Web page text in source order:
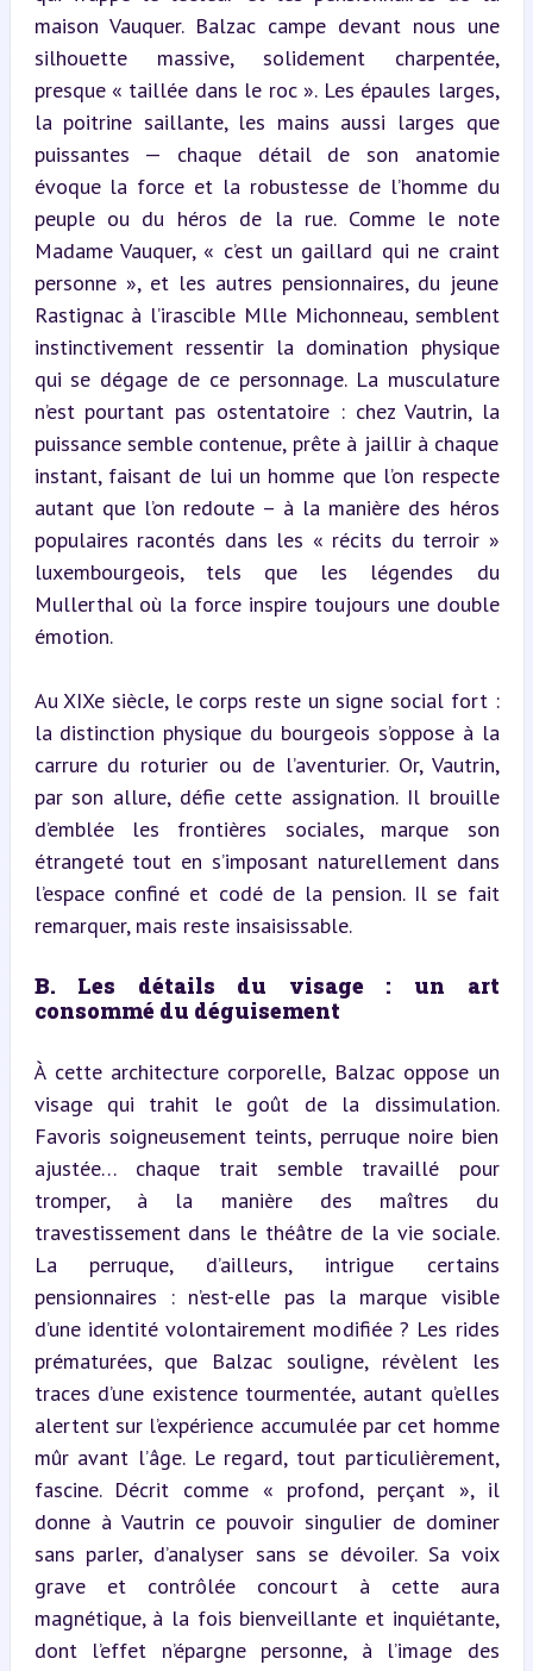
maison Vauquer. Balzac campe devant nous une
silhouette massive, solidement charpentée,
presque « taillée dans le roc ». Les épaules larges,
la poitrine saillante, les mains aussi larges que
puissantes — chaque détail de son anatomie
évoque la force et la robustesse de l’homme du
peuple ou du héros de la rue. Comme le note
Madame Vauquer, « c’est un gaillard qui ne craint
personne », et les autres pensionnaires, du jeune
Rastignac à l’irascible Mlle Michonneau, semblent
instinctivement ressentir la domination physique
qui se dégage de ce personnage. La musculature
n’est pourtant pas ostentatoire : chez Vautrin, la
puissance semble contenue, prête à jaillir à chaque
instant, faisant de lui un homme que l’on respecte
autant que l’on redoute – à la manière des héros
populaires racontés dans les « récits du terroir »
luxembourgeois, tels que les légendes du
Mullerthal où la force inspire toujours une double
émotion.
Au XIXe siècle, le corps reste un signe social fort :
la distinction physique du bourgeois s’oppose à la
carrure du roturier ou de l’aventurier. Or, Vautrin,
par son allure, défie cette assignation. Il brouille
d’emblée les frontières sociales, marque son
étrangeté tout en s’imposant naturellement dans
l’espace confiné et codé de la pension. Il se fait
remarquer, mais reste insaisissable.
B. Les détails du visage : un art
consommé du déguisement
À cette architecture corporelle, Balzac oppose un
visage qui trahit le goût de la dissimulation.
Favoris soigneusement teints, perruque noire bien
ajustée… chaque trait semble travaillé pour
tromper, à la manière des maîtres du
travestissement dans le théâtre de la vie sociale.
La perruque, d’ailleurs, intrigue certains
pensionnaires : n’est-elle pas la marque visible
d’une identité volontairement modifiée ? Les rides
prématurées, que Balzac souligne, révèlent les
traces d’une existence tourmentée, autant qu’elles
alertent sur l’expérience accumulée par cet homme
mûr avant l’âge. Le regard, tout particulièrement,
fascine. Décrit comme « profond, perçant », il
donne à Vautrin ce pouvoir singulier de dominer
sans parler, d’analyser sans se dévoiler. Sa voix
grave et contrôlée concourt à cette aura
magnétique, à la fois bienveillante et inquiétante,
dont l’effet n’épargne personne, à l’image des